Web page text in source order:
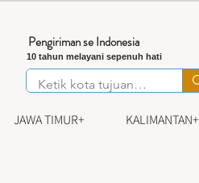
10 tahun melayani sepenuh hati
Pengiriman se Indonesia
JAWA TIMUR+ KALIMANTAN+